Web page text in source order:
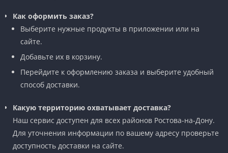
Как оформить заказ?
Выберите нужные продукты в приложении или на
сайте.
Добавьте их в корзину.
Перейдите к оформлению заказа и выберите удобный
способ доставки.
Какую территорию охватывает доставка?
Наш сервис доступен для всех районов Ростова-на-Дону.
Для уточнения информации по вашему адресу проверьте
доступность доставки на сайте.